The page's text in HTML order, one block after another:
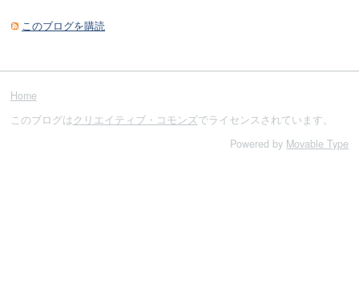
このブログを購読
Home
このブログはクリエイティブ・コモンズでライセンスされています。
Powered by Movable Type